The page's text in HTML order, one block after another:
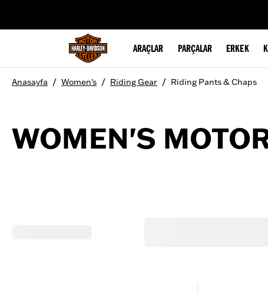
ARAÇLAR PARÇALAR ERKEK
Anasayfa / Women's / Riding Gear / Riding Pants & Chaps
WOMEN'S